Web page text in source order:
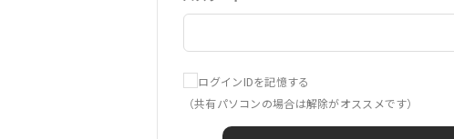
ログインIDを記憶する
（共有パソコンの場合は解除がオススメです）